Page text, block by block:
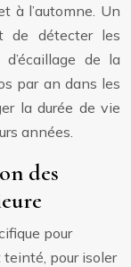
à l’automne. Un
de détecter les
de la
par an dans les
la durée de vie
années.
des
pour
pour isoler